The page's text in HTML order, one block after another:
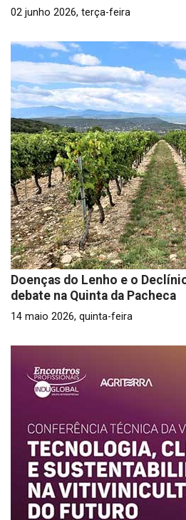
02 junho 2026, terça-feira
Doenças do Lenho e o
debate na Quinta da Pacheca
14 maio 2026, quinta-feira